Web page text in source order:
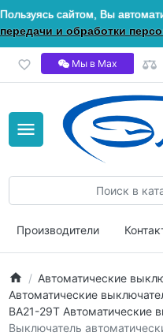
Пользуясь сайтом, Вы
передачи и обработки
Мы в Мах
Производители
Автоматические
Автоматические
ВА21-29Т Автоматические
Выключатель